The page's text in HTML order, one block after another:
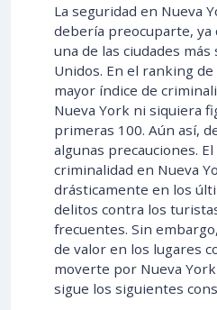
La seguridad en Nueva
debería preocuparte, ya
una de las ciudades más
Unidos. En el ranking de
mayor índice de
Nueva York ni siquiera
primeras 100. Aún así,
algunas precauciones.
criminalidad en Nueva
drásticamente en los
delitos contra los
frecuentes. Sin
de valor en los lugares
moverte por Nueva
sigue los siguientes